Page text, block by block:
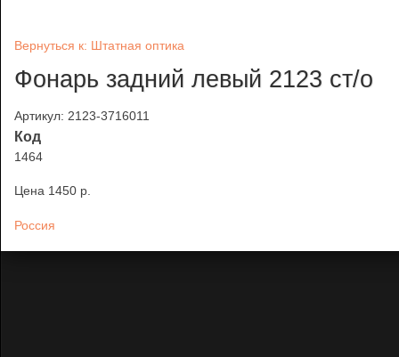
Вернуться к: Штатная оптика
Фонарь задний левый 2123 ст/о
Артикул: 2123-3716011
Код
1464
Цена 1450 p.
Россия